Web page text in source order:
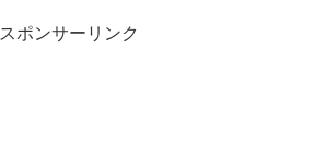
スポンサーリンク